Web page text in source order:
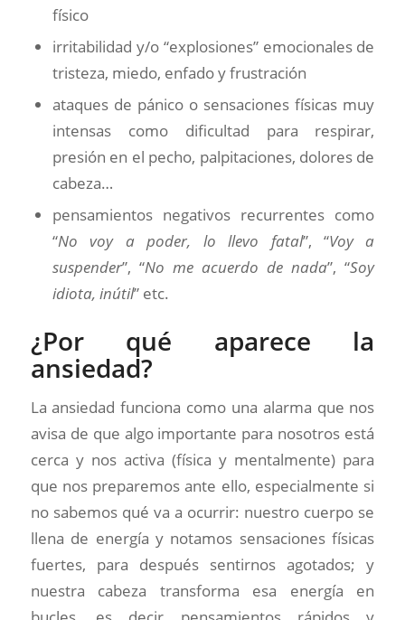
físico
irritabilidad y/o “explosiones” emocionales de
tristeza, miedo, enfado y frustración
ataques de pánico o sensaciones físicas muy
intensas como dificultad para respirar,
presión en el pecho, palpitaciones, dolores de
cabeza…
pensamientos negativos recurrentes como
“No voy a poder, lo llevo fatal”, “Voy a
suspender”, “No me acuerdo de nada”, “Soy
idiota, inútil” etc.
¿Por qué aparece la
ansiedad?
La ansiedad funciona como una alarma que nos
avisa de que algo importante para nosotros está
cerca y nos activa (física y mentalmente) para
que nos preparemos ante ello, especialmente si
no sabemos qué va a ocurrir: nuestro cuerpo se
llena de energía y notamos sensaciones físicas
fuertes, para después sentirnos agotados; y
nuestra cabeza transforma esa energía en